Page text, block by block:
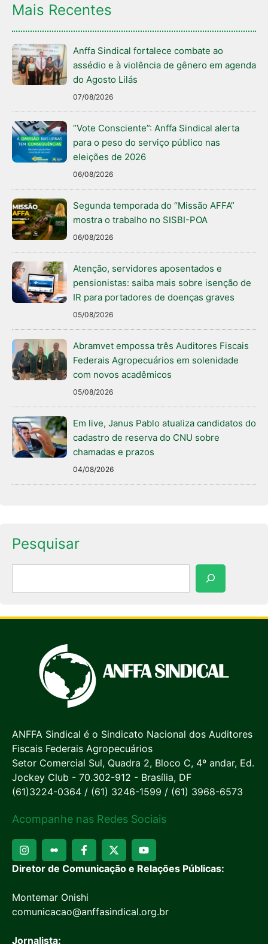
Mais Recentes
Anffa Sindical fortalece combate ao
assédio e à violência de gênero em agenda
do Agosto Lilás
07/08/2026
“Vote Consciente”: Anffa Sindical alerta
para o peso do serviço público nas
eleições de 2026
06/08/2026
Segunda temporada do “Missão AFFA”
mostra o trabalho no SISBI-POA
06/08/2026
Atenção, servidores aposentados e
pensionistas: saiba mais sobre isenção de
IR para portadores de doenças graves
05/08/2026
Abramvet empossa três Auditores Fiscais
Federais Agropecuários em solenidade
com novos acadêmicos
05/08/2026
Em live, Janus Pablo atualiza candidatos do
cadastro de reserva do CNU sobre
chamadas e prazos
04/08/2026
Pesquisar
ANFFA Sindical é o Sindicato Nacional dos Auditores
Fiscais Federais Agropecuários
Setor Comercial Sul, Quadra 2, Bloco C, 4º andar, Ed.
Jockey Club - 70.302-912 - Brasília, DF
(61)3224-0364 / (61) 3246-1599 / (61) 3968-6573
Acompanhe nas Redes Sociais
Diretor de Comunicação e Relações Públicas:
Montemar Onishi
comunicacao@anffasindical.org.br
Jornalista: